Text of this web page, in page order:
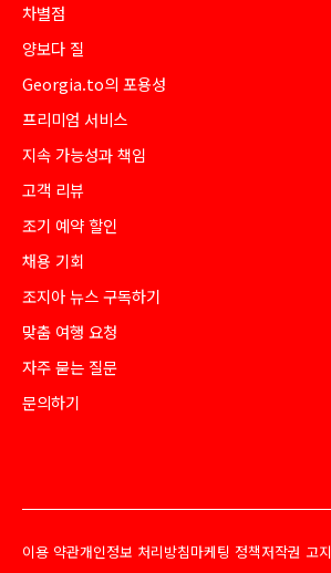
차별점
양보다 질
Georgia.to의 포용성
프리미엄 서비스
지속 가능성과 책임
고객 리뷰
조기 예약 할인
채용 기회
조지아 뉴스 구독하기
맞춤 여행 요청
자주 묻는 질문
문의하기
이용 약관개인정보 처리방침마케팅 정책저작권 고지